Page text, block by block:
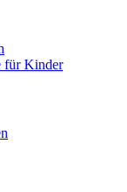
für Kinder